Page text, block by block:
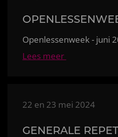
Openlessenweek - juni
Lees meer
22 en 23 mei 2024
GENERALE